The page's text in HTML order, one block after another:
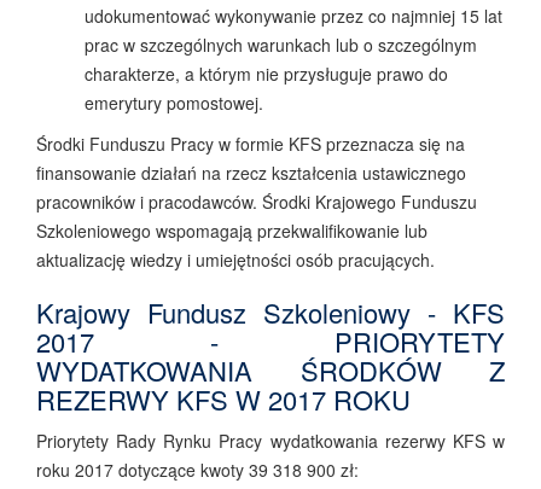
udokumentować wykonywanie przez co najmniej 15 lat
prac w szczególnych warunkach lub o szczególnym
charakterze, a którym nie przysługuje prawo do
emerytury pomostowej.
Środki Funduszu Pracy w formie KFS przeznacza się na
finansowanie działań na rzecz kształcenia ustawicznego
pracowników i pracodawców. Środki Krajowego Funduszu
Szkoleniowego wspomagają przekwalifikowanie lub
aktualizację wiedzy i umiejętności osób pracujących.
Krajowy Fundusz Szkoleniowy - KFS
2017 - PRIORYTETY
WYDATKOWANIA ŚRODKÓW Z
REZERWY KFS W 2017 ROKU
Priorytety Rady Rynku Pracy wydatkowania rezerwy KFS w
roku 2017 dotyczące kwoty 39 318 900 zł: